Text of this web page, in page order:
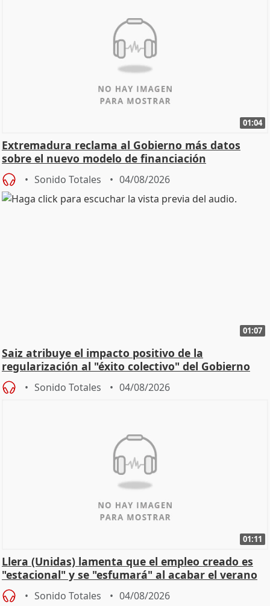
01:04
Extremadura reclama al Gobierno más datos
sobre el nuevo modelo de financiación
Sonido Totales 04/08/2026
01:07
Saiz atribuye el impacto positivo de la
regularización al "éxito colectivo" del Gobierno
Sonido Totales 04/08/2026
01:11
Llera (Unidas) lamenta que el empleo creado es
"estacional" y se "esfumará" al acabar el verano
Sonido Totales 04/08/2026